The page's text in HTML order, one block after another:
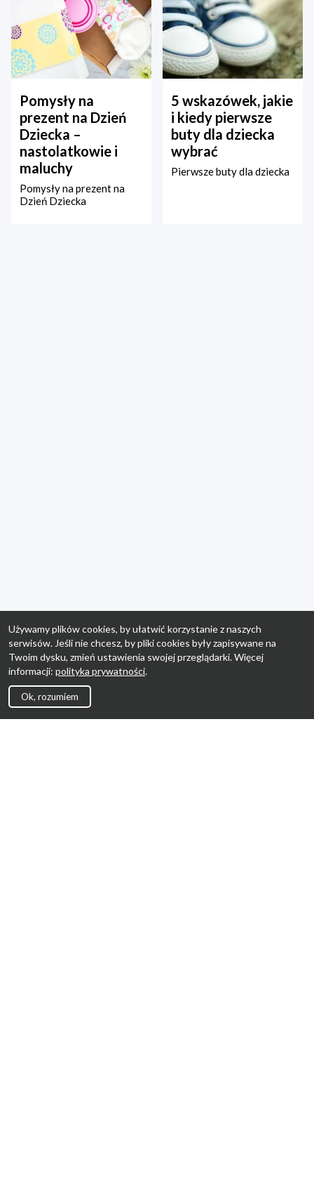
Pomysły na
prezent na Dzień
Dziecka –
nastolatkowie i
maluchy
Pomysły na prezent na
Dzień Dziecka
5 wskazówek, jakie
i kiedy pierwsze
buty dla dziecka
wybrać
Pierwsze buty dla dziecka
Używamy plików cookies, by ułatwić korzystanie z naszych
serwisów. Jeśli nie chcesz, by pliki cookies były zapisywane na
Twoim dysku, zmień ustawienia swojej przeglądarki. Więcej
informacji: polityka prywatności.
Ok, rozumiem